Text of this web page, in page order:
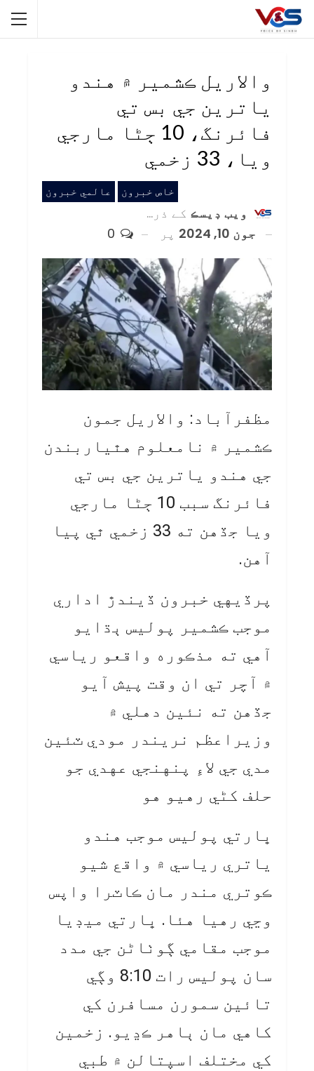
والاريل ڪشمير ۾ هندو
ياترين جي بس تي
فائرنگ، 10 ڄڻا مارجي
ويا، 33 زخمي
خاص خبرون عالمي خبرون
ويب ڊيسڪ کے ذریعہ
جون 10, 2024
پر
مظفرآباد: والاريل جمون
ڪشمير ۾ نامعلوم هٿياربندن
جي هندو ياترين جي بس تي
فائرنگ سبب 10 ڄڻا مارجي
ويا جڏهن ته 33 زخمي ٿي پيا
آهن.
پرڏيهي خبرون ڏيندڙ اداري
موجب ڪشمير پوليس ٻڌايو
آهي ته مذڪوره واقعو رياسي
۾ آچر تي ان وقت پيش آيو
جڏهن ته نئين دهلي ۾
وزيراعظم نريندر مودي ٽئين
مدي جي لاءِ پنهنجي عهدي جو
حلف کڻي رهيو هو
ڀارتي پوليس موجب هندو
ياتري رياسي ۾ واقع شيو
ڪوتري مندر مان ڪاٽرا واپس
وڃي رهيا هئا. ڀارتي ميڊيا
موجب مقامي ڳوٺاڻن جي مدد
سان پوليس رات 8:10 وڳي
تائين سمورن مسافرن کي
کاهي مان ٻاهر ڪڍيو. زخمين
کي مختلف اسپتالن ۾ طبي